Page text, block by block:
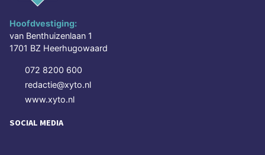
Hoofdvestiging:
van Benthuizenlaan 1
1701 BZ Heerhugowaard
072 8200 600
redactie@xyto.nl
www.xyto.nl
SOCIAL MEDIA